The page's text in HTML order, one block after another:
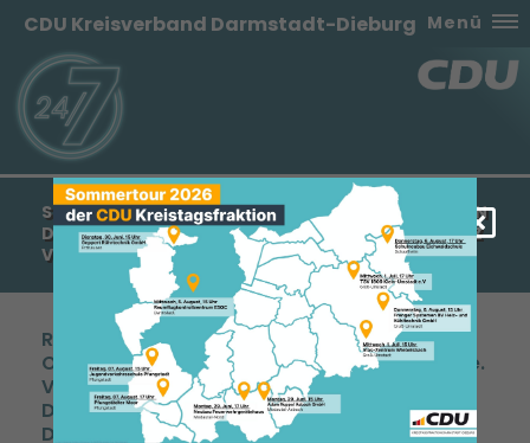
CDU Kreisverband Darmstadt-Dieburg Menü
SOMMERINTERVIEW MIT DEM KREISVORSITZENDEN
DER CDU-DARMSTADT-DIEBURG MANFRED PENTZ
VOM 09. AUGUST 2008
Redaktion: dadi-online. dadi-online ist ein Onlineangebot des Portals www.cdu-dadi.de. Vertrieb durch den CDU-Kreisverband Darmstadt-Dieburg, Steubenplatz 12, 64293 Darmstadt. dadi-online: Herr Pentz, die Ferienzeit ist zu Ende, haben Sie relaxen können und sich gut erholt? Manfred Pentz: Ja und Nein. Wir waren unter Anderem in Kroatien. Der Aufenthalt war schön, aber viel zu kurz. Und als wir wieder hier waren, da ging es schon los: Termine, Presseerklärungen, Sitzungen. Nur gut, dass noch Grillfeste und private Feste anstanden. Die haben mir in diesem Jahr sehr gut gefallen. Das Grillfest der Senioren Union in Erzhausen war ein absolutes Highlight. dadi-online: Wie läuft es denn in ihrer alten Heimat? Manfred Pentz: Warum alte Heimat? Ich bin zwar ein Einwandererkind, meine Heimat ist aber die Bundesrepublik Deutschland. Im Übrigen bin ich in Darmstadt geboren. Aber danke der Nachfrage. In Kroatien sind die positiven Entwicklungen bei jedem Besuch deutlich zu spüren. dadi-online: Manfred Pentz. Der Name klingt eigentlich gar nicht ehemalig jugoslawisch. Manfred Pentz: Und doch ist es so. Mein Vater ist Donauschwabe, daher der deutsche Nachname und meine Mutter ist Kroatin. dadi-online: Direkt nach Ihrer Rückkehr aus dem Urlaub haben Sie sich mit dem Hessischen Ministerpräsidenten Roland Koch getroffen. Was gab es denn so wichtiges zu bereden, dass Sie für zwei Stunden die Köpfe zusammengesteckt haben? Manfred Pentz: Nun, Sie und ich stecken in dieser Interviewsituation ja auch nicht die Köpfe zusammen. Sie sitzen mir in Ihrem Stuhl gegenüber und machen sich Notizen. So war es auch in Wiesbaden. dadi-online: … ach, wer von Ihnen beiden hat sich Notizen gemacht? Manfred Pentz: (lacht). Nein, das bezog sich auf die Gesprächssituation. Mitgeschrieben hat keiner von uns und unsere Stimmen waren vernehmlich. Es gibt ja nichts zu tuscheln. Die Lage ist wie sie ist. Der Zirkus Ypsilanti arbeitet an einem Auftritt der besonderen Art: Gefährlicher Sprung aus höchster Höhe, ganz ohne Fangnetz. Ob die SPD-Landesvorsitzende diese Übung politisch überlebt, das werden wir sehen. Die Annäherung von SPD und Linken wird aber in diesen Tagen vollzogen, dessen bin ich mir sicher. dadi-online: Langsam. Wie ist denn die Lage? Gehen wir die Szenarien einzeln durch. Ist eine Jamaika-Koalition gar keine realisierbare Option mehr? Manfred Pentz: Nein, und wahrscheinlich hat es diese Option zu keinem Zeitpunkt gegeben. Die jetzt handelnden Akteure sind in den vergangenen 15 Jahren permanent aufeinander losgegangen. Heute sind die Dauergegner von einst so schnell nicht in der Lage zusammenzuarbeiten. Man mag es beklagen, so ist es aber. dadi-online: Eine große Koalition? Manfred Pentz: Diese Kombination ist eher denkbar, aber unwahrscheinlich. Frau Ypsilanti stellt Bedingungen auf, die in der von ihr favorisierten Form niemals Grundlage eines gemeinsam getragenen Regierungsprogramms sein können. dadi-online: Nun stellen wir uns vor, Frau Ypsilanti wäre zur Ministerpräsidentin gewählt worden. Frau Metzger bliebe oder verließe die Fraktion. CDU und FDP gerieten somit in die Opposition. Nach fast 10 Jahren Regierungsbeteiligung und zwischenzeitlicher absoluter Mehrheit wäre die CDU wieder da, wo die Partei zwischen 1991 und 1999 und vor 1987 schon stand. Manfred Pentz: Leider ja. Der CDU-Landtagsfraktion käme die Aufgabe zu, sich neu zu orientieren. Also alles das zu tun, was mit Oppositionsarbeit in Verbindung gebracht wird. Ein undankbares Geschäft ist das, Oppositionsbänke sind immer hart. Und wenn es dann doch so käme, dann müssten wir vom ersten Tag an unseren Job machen. Das wäre unsere Pflicht. Wir müssen vom ersten Tag an klar die Alternativen formulieren. Wie wird es denn sein? Der Haushalt wird geplündert, der Flughafenausbau wäre gefährdet, die Innere Sicherheit rückt deutlich in den Hintergrund und die Einheitsschule kommt. Kurz und gut: Alles das, was in den letzten Jahren mühsam aufgebaut worden ist, wird innerhalb von Monaten wieder eingerissen. Diese Fehlentwicklung in Hessen müssten wir als Opposition immer wieder transparent machen. dadi-online: Und falls Frau Ypsilanti nicht gewählt würde? Manfred Pentz: Dann sind Neuwahlen im Juni 2009, am Europawahl- und Landratswahltermin, wahrscheinlich. dadi-online: Warum nicht früher? Manfred Pentz: Wir sollten Kosten sparen und Wahltermine, wo immer möglich, zusammenlegen. dadi-online: Der Europawahlkampf würde durch den Landtagswahlkampf nicht überlagert? Manfred Pentz: Wir brauchen in Hessen stabile parlamentarische Mehrheiten. Diesen Wahlkampf würde die CDU-Hessen besonders motiviert bestreiten. Dessen bin ich mir absolut sicher und freue mich schon jetzt bei dem Gedanken, dass der Wahlkampf wieder losgeht. dadi-online: Der CDU-Spitzenkandidat hieße Roland Koch? Manfred Pentz: Ich hoffe es sehr und gehe davon aus. dadi-online: Politischen Beobachtern fällt auf, dass Sie nicht in den Chor derer einstimmen, die die Linken mit eher traditionellen Mitteln bekämpfen. Das Wort Links in Verbindung mit der Buchstabenkombination DDR war von Ihnen im Zusammenhang noch nicht zu hören oder zu lesen. Manfred Pentz: Und das aus gutem Grund. Der gebetsmühlenartig vorgetragene Hinweis darauf, dass Kommunisten in die Landtage einzögen und diese Entwicklung vor dem Hintergrund der deutschen DDR-Vergangenheit verwerflich sei, ist historisch betrachtet absolut legitim. Diese Einschätzung hilft uns aber bei der Bewältigung des Problems überhaupt nicht weiter. Ein verschwindend geringer Anteil derer, die in den alten Bundesländern die Linke wählen, wünschen sich Verhältnisse wie in der DDR. Die Funktionäre der Linken sind da anders gestrickt, da gibt es noch Mauer-Enthusiasten, aber: Die Wählerinnen und Wähler dieser Partei sind enttäuschte Sozialdemokraten, Alt-Linke mit nun neuer Heimat und als solche bezeichnete Protestwähler. Und diese Protestwähler stellen Fragen an die Politik, die wir ihnen offensichtlich nicht adäquat beantworten können. Da helfen Zornesausbrüche und Verweise auf die DDR überhaupt nicht weiter. Es geht doch um etwas völlig anderes: Da sollen Denkzettel verpasst werden. Da sollen die Parteien von SPD, Grünen, über FDP hin zu CDU und CSU eine Botschaft empfangen: Wir trauen Euch allen nicht mehr! Das hat mit der DDR nun wirklich nichts zu tun. dadi-online: Womit hat es also zu tun? Mit der taktischen Ausrichtung der SPD? Manfred Pentz: Es hat sicherlich zu tun mit der taktischen Ausrichtung der SPD. Diese Partei hat sich nie gegenüber den Linken abgrenzen wollen, dazu ist der linke SPD-Flügel zu mächtig und wird innerparteilich zu sehr gefürchtet. Aber hauptsächlich hat es zweitens damit zu tun, dass sich Protestwähler alleingelassen fühlen und empfinden, in der Politik kein Sprachrohr zu haben. dadi-online: Sie sind Kreisvorsitzender. Erreichen Sie denn die Menschen? Sind Sie ein Sprachrohr für die Interessen der fragenden Menschen? Manfred Pentz: Nun, ich höre den Menschen immer dort zu, wo ich sie treffe. Klar. Aber Menschen zu erreichen wird nicht leichter, ganz im Gegenteil. Und nicht in allen Fällen können wir erwarten, dass die Bürgerinnen und Bürger unsere Erklärungen dankend annehmen. Ein Beispiel: Die gestiegenen Kosten für Energie. Während meines Urlaubes ist eine kroatische Bürgerin auf mich zugekommen und fragte mich, wie es denn in Deutschland zu einer derartigen Erhöhung der Gaspreise hat kommen können. Ich konnte der Dame sagen: Das ist das Ergebnis einer ordnungspolitisch katastrophalen Entwicklung. Kein Wettbewerb, daraus resultieren hohe Preise - recht einfach. Die Dame gab sich damit zufrieden. Aber, und das ist der Unterschied: Wenn mir in Deutschland eine Bürgerin dieselbe Frage stellt, und ich dann sage, dass es ordnungspolitische Fehler in der Vergangenheit gegeben hat, dann dreht die Dame mir den Rücken zu und sagt: Sie und Ihre Leute, Sie sind doch selbst daran schuld! Ihr habt es doch so gewollt oder geduldet. Und aus dieser Geschichte komme ich nicht unbeschadet raus. Wenn in dieser Phase die Linke populistisch, allerdings als unverbraucht wirkende Kraft daherkommt und einen Energiesozialtarif fordert, dann habe ich als Kreisvorsitzender einer Volkspartei einen schweren Stand. Das hat nun wirklich nichts mit der DDR und Kommunisten zu tun. Das hat damit zu tun, dass ich mich aus ordnungspolitischer Sicht gegen die Einführung eines solchen Tarifes ausspreche. Ergo: Die Linke kommt als Gralshüterin der Interessen der Bürger daher und ich schlicht als jemand, der diese Interessen mit Füssen tritt. dadi-online: Für welchen Weg der Auseinandersetzung mit der Linken plädieren Sie? Sie kennen diese Partei in Form von Kreistagskollegen. Manfred Pentz: Sehr richtig. Man kennt sie. Und genau weil ich weiß, wie die vorgehen, genau aus diesem Grunde scheue ich keine Auseinandersetzung. Ein Beispiel aus der aktuellen Kreispolitik: Wir haben im Moment eine stürmische Debatte um den Senio-Verband. Diese aktuellen Probleme sind nicht erst seit drei Jahren akut. Alles hat angefangen mit der Gersprenz GmbH und einem unsäglichen Geschäftsführer ohne ausreichende Aufsicht. Jetzt sind wir über Parteigrenzen hinweg bemüht, den Senio-Verband zu retten. dadi-online: Und was machen die Linken in dieser Frage? Manfred Pentz: Angst schüren, politische Scheinanträge formulieren, für die Kreispolitik irrelevante Resolutionen in den Kreistag hineinbrüllen und keinen politischen Klamauk auslassen. Die Kollegen der Linken stehen nicht in der Verantwortung. Die wollen gar nicht verantwortlich handeln, die wollen Effekte zu Ihren Gunsten erzielen. Das ist der Lafontainsche Ungeist, der Einzug gehalten hat. Wir sind als Parteien in Darmstadt-Dieburg einer sachlichen Auseinandersetzung verpflichtet. Die CDU-Fraktion hat einen klaren Fahrplan entwickelt. Wir beobachten die Sanierungsmaßnahmen bis Ende des Jahres kritisch und werden dann über die weitere Vorgehensweise entscheiden. Für mich steht ordnungspolitisch auß